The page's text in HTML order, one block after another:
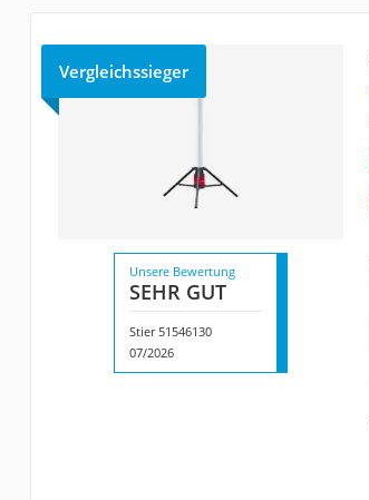
Vergleichssieger
Unsere Bewertung
SEHR GUT
Stier 51546130
07/2026